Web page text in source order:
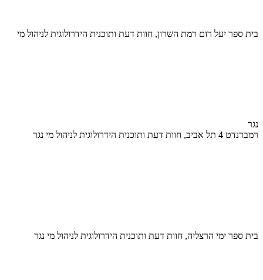
בית ספר יעל רום רמת השרון, חוות דעת ותוכנית הידרולוגית לניהול מי
נגר
רמברנדט 4 תל אביב, חוות דעת ותוכנית הידרולוגית לניהול מי נגר
בית ספר ימי הרצליה, חוות דעת ותוכנית הידרולוגית לניהול מי נגר